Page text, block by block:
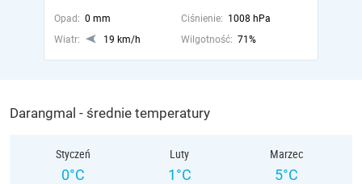
Opad: 0 mm Ciśnienie: 1008 hPa
Wiatr:
19 km/h Wilgotność: 71%
Darangmal - średnie temperatury
Styczeń
0°C
Luty
1°C
Marzec
5°C